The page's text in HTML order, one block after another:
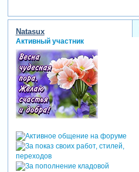
Natasux
Активный участник